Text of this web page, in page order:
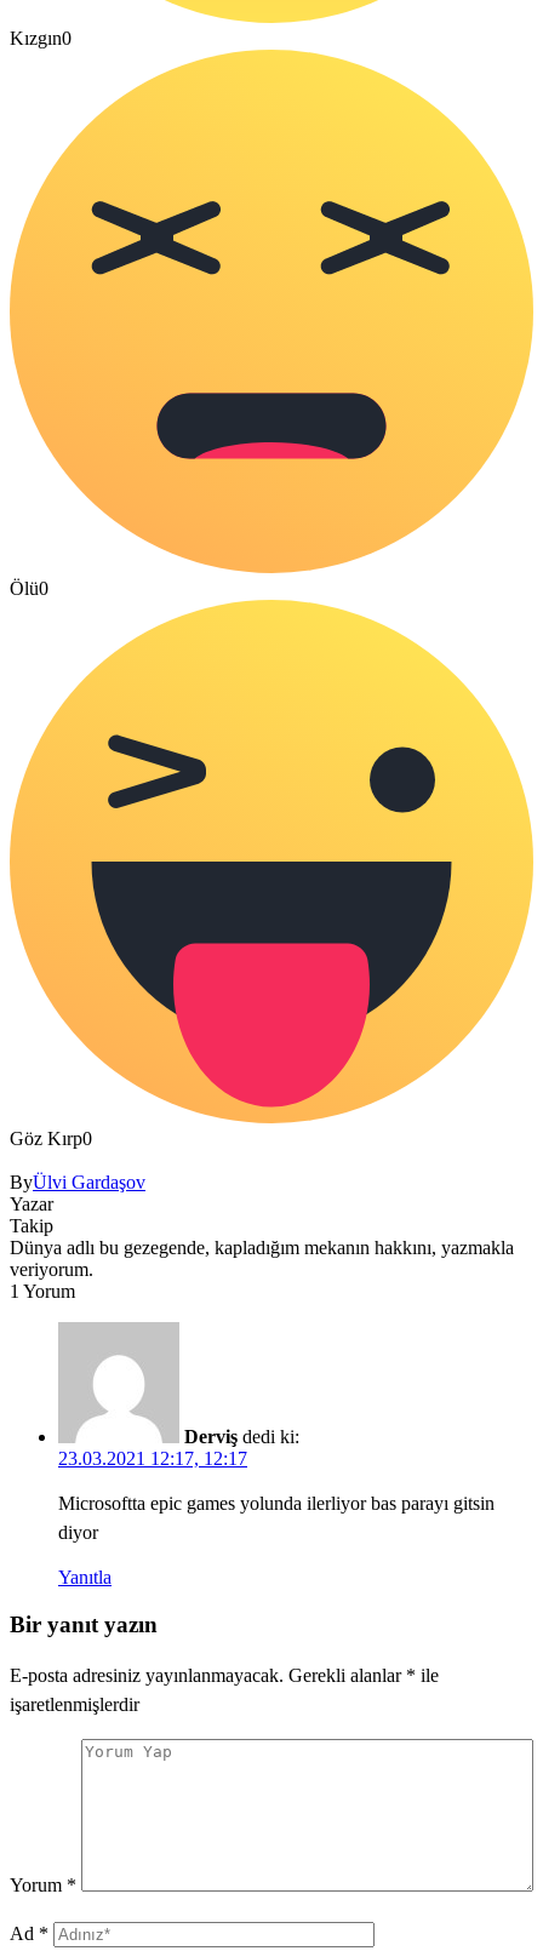
Kızgın0
Ölü0
Göz Kırp0
ByÜlvi Gardaşov
Yazar
Takip
Dünya adlı bu gezegende, kapladığım mekanın hakkını, yazmakla
veriyorum.
1 Yorum
Derviş dedi ki:
23.03.2021 12:17, 12:17
Microsoftta epic games yolunda ilerliyor bas parayı gitsin
diyor
Yanıtla
Bir yanıt yazın
E-posta adresiniz yayınlanmayacak. Gerekli alanlar * ile
işaretlenmişlerdir
Yorum *
Ad *